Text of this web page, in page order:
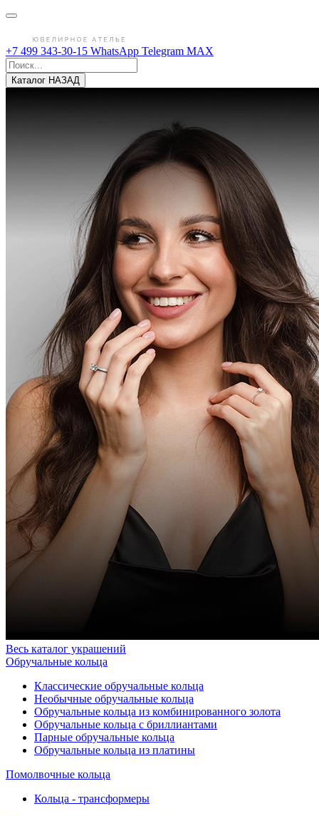
+7 499 343-30-15 WhatsApp Telegram MAX
Каталог НАЗАД
Весь каталог украшений
Обручальные кольца
Классические обручальные кольца
Необычные обручальные кольца
Обручальные кольца из комбинированного золота
Обручальные кольца с бриллиантами
Парные обручальные кольца
Обручальные кольца из платины
Помолвочные кольца
Кольца - трансформеры